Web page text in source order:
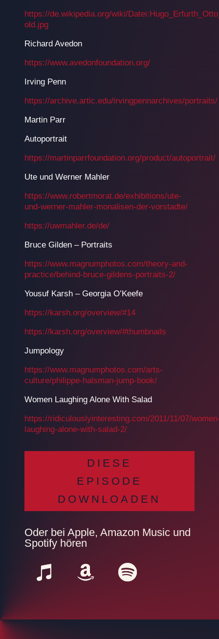
https://de.wikipedia.org/wiki/
old.jpg
Richard Avedon
https://www.avedonfoundation.org/
Irving Penn
https://archive.artic.edu/irvingpennarchives/portraits/
Martin Parr
Autoportrait
https://martinparrfoundation.org/product/autoportrait/
Ute und Werner Mahler
https://www.robertmorat.de/exhibitions/ute-
und-werner-mahler-monalisen-der-vorstadte/
https://uwmahler.de/de/
Bruce Gilden – Portraits
https://www.magnumphotos.com/theory-and-
practice/behind-bruce-gildens-portraits-2/
Yousuf Karsh – Georgia O’Keefe
https://karsh.org/overview/#14
https://karsh.org/overview/#thumbnails
Jumpology
https://www.magnumphotos.com/arts-
culture/philippe-halsman-jump-book/
Women Laughing Alone With Salad
https://ridiculouslyinteresting.com/2011/11/07/
laughing-alone-with-salad-2/
DIESE
EPISODE
DOWNLOADEN
Oder bei Apple, Amazon Music und
Spotify hören